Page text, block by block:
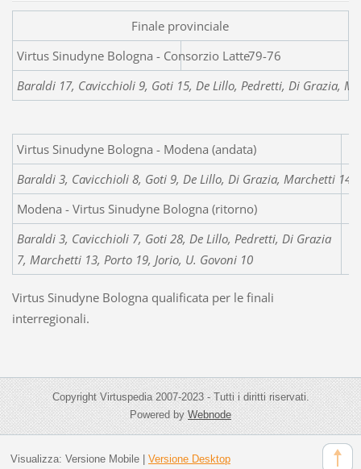
Finale provinciale
Virtus Sinudyne Bologna
79-76
Baraldi 17, Cavicchioli 9, Goti 15, De Lillo, Pedretti, Di Grazia,
Virtus Sinudyne Bologna
Baraldi 3, Cavicchioli 8, Goti 9, De Lillo, Di Grazia, Marchetti 14,
Modena - Virtus Sinudyne Bologna (ritorno)
Baraldi 3, Cavicchioli 7, Goti 28, De Lillo, Pedretti, Di Grazia
7, Marchetti 13, Porto 19, Jorio, U. Govoni 10
Virtus Sinudyne Bologna qualificata per le finali
interregionali.
Copyright Virtuspedia 2007-2023 - Tutti i diritti riservati.
Powered byWebnode
Visualizza: Versione Mobile| Versione Desktop